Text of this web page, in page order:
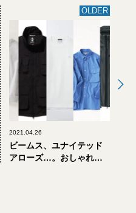
OLDER
2021.04.26
ビームス、ユナイテッド
アローズ…。おしゃれな